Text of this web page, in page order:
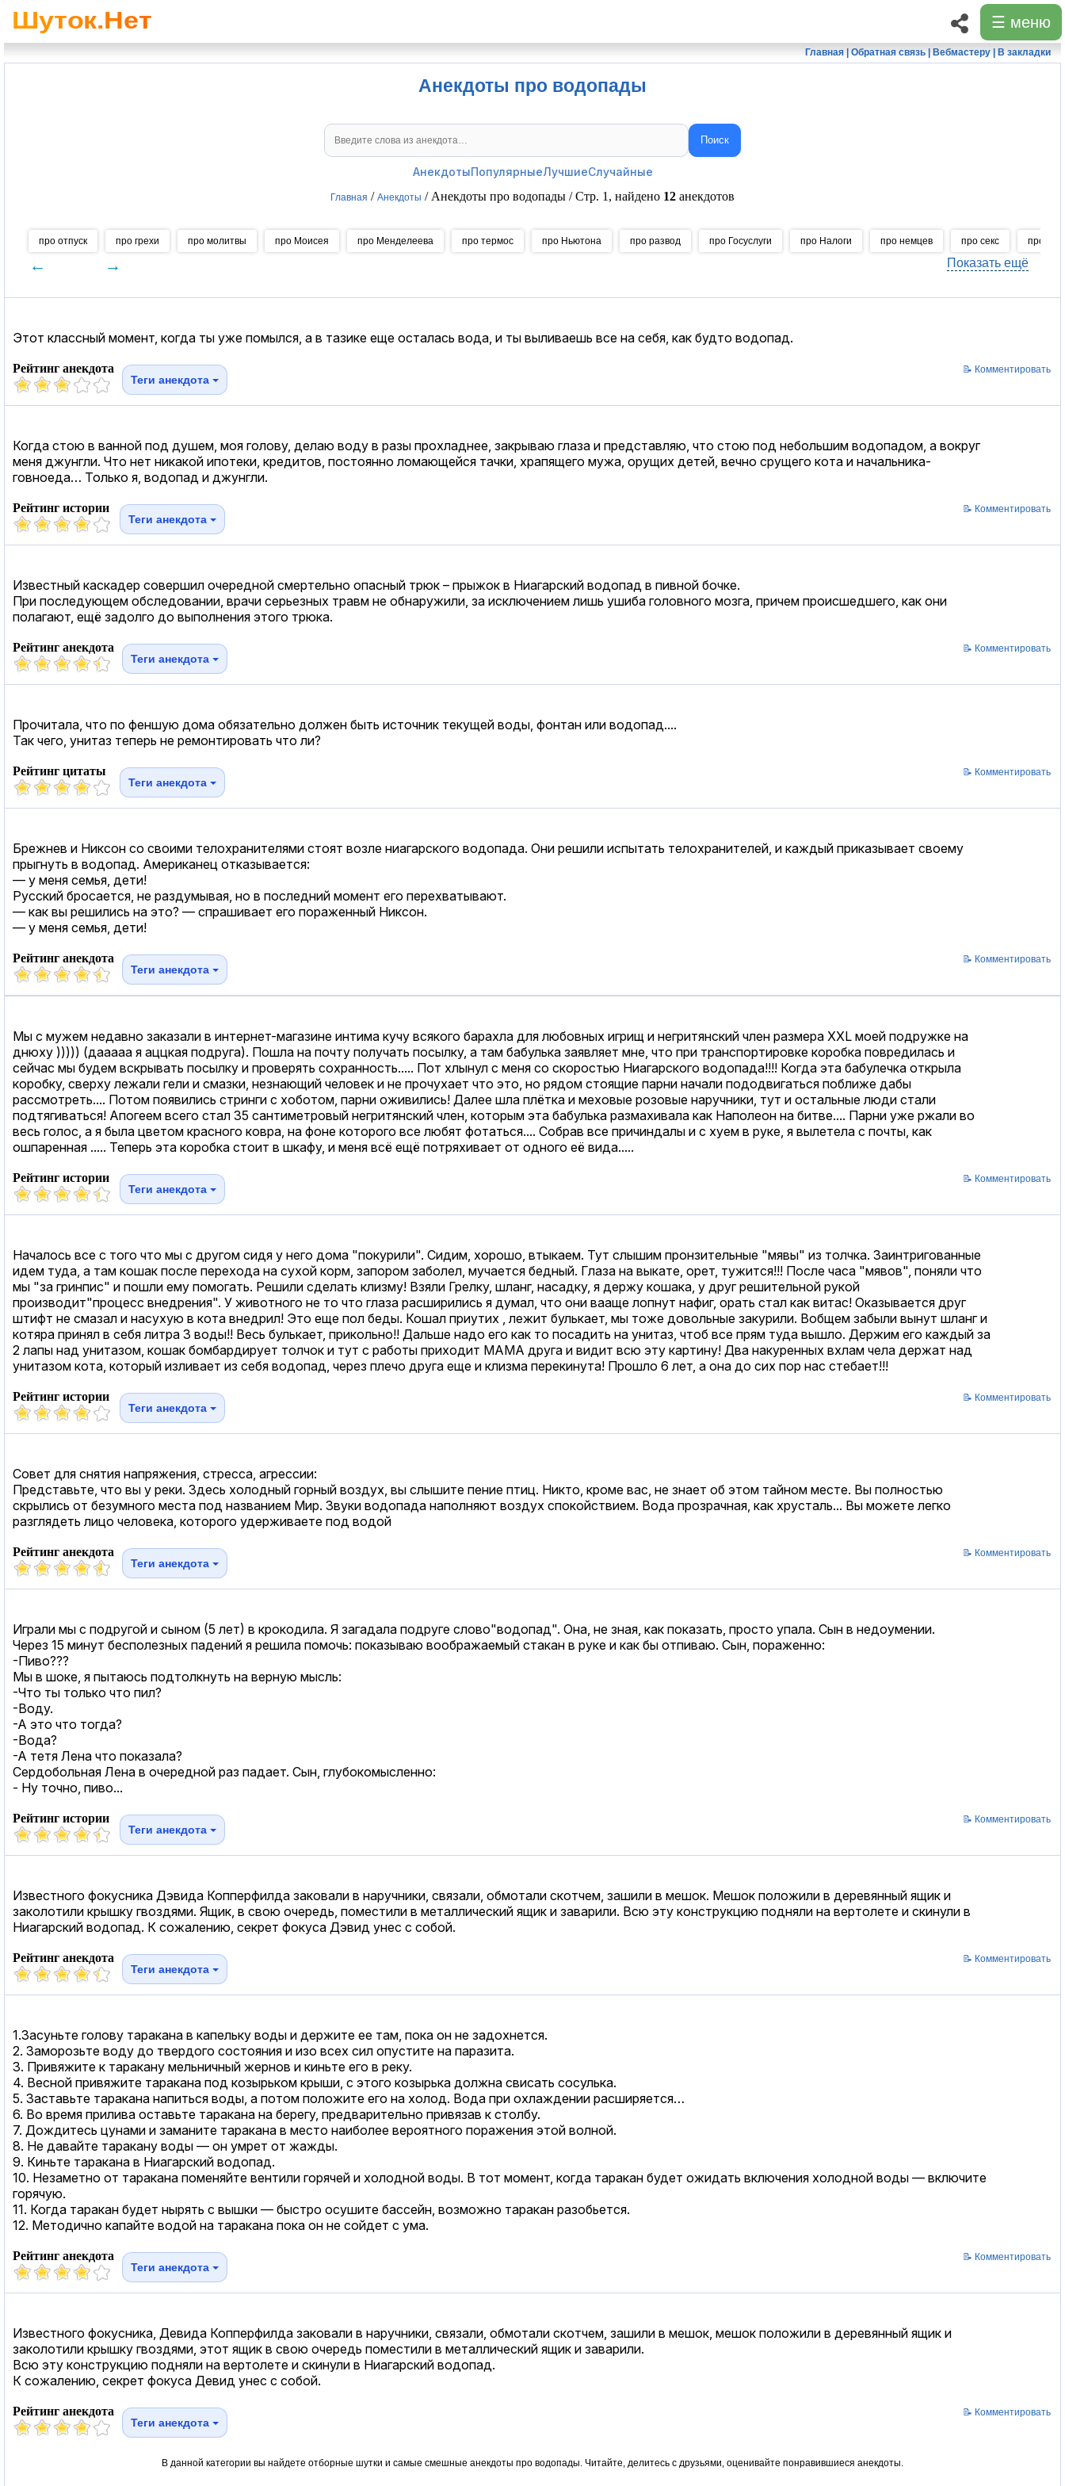
☰ меню
Главная| Обратная связь| Вебмастеру| В закладки
Анекдоты про водопады
Поиск
АнекдотыПопулярныеЛучшиеСлучайные
Главная / Анекдоты / Анекдоты про водопады / Стр. 1, найдено 12 анекдотов
про отпуск про грехи про молитвы про Моисея про Менделеева про термос про Ньютона про развод про Госуслуги про Налоги про немцев про секс про
← → Показать ещё
Этот классный момент, когда ты уже помылся, а в тазике еще осталась вода, и ты выливаешь все на себя, как будто водопад.
Рейтинг анекдота
Теги анекдота
📝 Комментировать
Когда стою в ванной под душем, моя голову, делаю воду в разы прохладнее, закрываю глаза и представляю, что стою под небольшим водопадом, а вокруг
меня джунгли. Что нет никакой ипотеки, кредитов, постоянно ломающейся тачки, храпящего мужа, орущих детей, вечно срущего кота и начальника-
говноеда… Только я, водопад и джунгли.
Рейтинг истории
Теги анекдота
📝 Комментировать
Известный каскадер совершил очередной смертельно опасный трюк – прыжок в Ниагарский водопад в пивной бочке.
При последующем обследовании, врачи серьезных травм не обнаружили, за исключением лишь ушиба головного мозга, причем происшедшего, как они
полагают, ещё задолго до выполнения этого трюка.
Рейтинг анекдота
Теги анекдота
📝 Комментировать
Прочитала, что по феншую дома обязательно должен быть источник текущей воды, фонтан или водопад....
Так чего, унитаз теперь не ремонтировать что ли?
Рейтинг цитаты
Теги анекдота
📝 Комментировать
Брежнев и Никсон со своими телохранителями стоят возле ниагарского водопада. Они решили испытать телохранителей, и каждый приказывает своему
прыгнуть в водопад. Американец отказывается:
— у меня семья, дети!
Русский бросается, не раздумывая, но в последний момент его перехватывают.
— как вы решились на это? — спрашивает его пораженный Никсон.
— у меня семья, дети!
Рейтинг анекдота
Теги анекдота
📝 Комментировать
Мы с мужем недавно заказали в интернет-магазине интима кучу всякого барахла для любовных игрищ и негритянский член размера XXL моей подружке на
днюху ))))) (дааааа я аццкая подруга). Пошла на почту получать посылку, а там бабулька заявляет мне, что при транспортировке коробка повредилась и
сейчас мы будем вскрывать посылку и проверять сохранность..... Пот хлынул с меня со скоростью Ниагарского водопада!!!! Когда эта бабулечка открыла
коробку, сверху лежали гели и смазки, незнающий человек и не прочухает что это, но рядом стоящие парни начали пододвигаться поближе дабы
рассмотреть.... Потом появились стринги с хоботом, парни оживились! Далее шла плётка и меховые розовые наручники, тут и остальные люди стали
подтягиваться! Апогеем всего стал 35 сантиметровый негритянский члeн, которым эта бабулька размахивала как Наполеон на битве.... Парни уже ржали во
весь голос, а я была цветом красного ковра, на фоне которого все любят фотаться.... Собрав все причиндалы и с хуем в руке, я вылетела с почты, как
ошпаренная ..... Теперь эта коробка стоит в шкафу, и меня всё ещё потряхивает от одного её вида.....
Рейтинг истории
Теги анекдота
📝 Комментировать
Началось все с того что мы с другом сидя у него дома "покурили". Сидим, хорошо, втыкаем. Тут слышим пронзительные "мявы" из толчка. Заинтригованные
идем туда, а там кошак после перехода на сухой корм, запором заболел, мучается бедный. Глаза на выкате, орет, тужится!!! После часа "мявов", поняли что
мы "за гринпис" и пошли ему помогать. Решили сделать клизму! Взяли Грелку, шланг, насадку, я держу кошака, у друг решительной рукой
производит"процесс внедрения". У животного не то что глаза расширились я думал, что они вааще лопнут нафиг, орать стал как витас! Оказывается друг
штифт не смазал и насухую в кота внедрил! Это еще пол беды. Кошал приутих , лежит булькает, мы тоже довольные закурили. Вобщем забыли вынут шланг и
котяра принял в себя литра 3 воды!! Весь булькает, прикольно!! Дальше надо его как то посадить на унитаз, чтоб все прям туда вышло. Держим его каждый за
2 лапы над унитазом, кошак бомбардирует толчок и тут с работы приходит МАМА друга и видит всю эту картину! Два накуренных вхлам чела держат над
унитазом кота, который изливает из себя водопад, через плечо друга еще и клизма перекинута! Прошло 6 лет, а она до сих пор нас стебает!!!
Рейтинг истории
Теги анекдота
📝 Комментировать
Совет для снятия напряжения, стресса, агрессии:
Представьте, что вы у реки. Здесь холодный горный воздух, вы слышите пение птиц. Никто, кроме вас, не знает об этом тайном месте. Вы полностью
скрылись от безумного места под названием Мир. Звуки водопада наполняют воздух спокойствием. Вода прозрачная, как хрусталь... Вы можете легко
разглядеть лицо человека, которого удерживаете под водой
Рейтинг анекдота
Теги анекдота
📝 Комментировать
Играли мы с подругой и сыном (5 лет) в крокодила. Я загадала подруге слово"водопад". Она, не зная, как показать, просто упала. Сын в недоумении.
Через 15 минут бесполезных падений я решила помочь: показываю воображаемый стакан в руке и как бы отпиваю. Сын, пораженно:
-Пиво???
Мы в шоке, я пытаюсь подтолкнуть на верную мысль:
-Что ты только что пил?
-Воду.
-А это что тогда?
-Вода?
-А тетя Лена что показала?
Сердобольная Лена в очередной раз падает. Сын, глубокомысленно:
- Ну точно, пиво...
Рейтинг истории
Теги анекдота
📝 Комментировать
Известного фокусника Дэвида Копперфилда заковали в наручники, связали, обмотали скотчем, зашили в мешок. Мешок положили в деревянный ящик и
заколотили крышку гвоздями. Ящик, в свою очередь, поместили в металлический ящик и заварили. Всю эту конструкцию подняли на вертолете и скинули в
Ниагарский водопад. К сожалению, секрет фокуса Дэвид унес с собой.
Рейтинг анекдота
Теги анекдота
📝 Комментировать
1.Засуньте голову таракана в капельку воды и держите ее там, пока он не задохнется.
2. Заморозьте воду до твердого состояния и изо всех сил опустите на паразита.
3. Привяжите к таракану мельничный жернов и киньте его в реку.
4. Весной привяжите таракана под козырьком крыши, с этого козырька должна свисать сосулька.
5. Заставьте таракана напиться воды, а потом положите его на холод. Вода при охлаждении расширяется…
6. Во время прилива оставьте таракана на берегу, предварительно привязав к столбу.
7. Дождитесь цунами и заманите таракана в место наиболее вероятного поражения этой волной.
8. Не давайте таракану воды — он умрет от жажды.
9. Киньте таракана в Ниагарский водопад.
10. Незаметно от таракана поменяйте вентили горячей и холодной воды. В тот момент, когда таракан будет ожидать включения холодной воды — включите
горячую.
11. Когда таракан будет нырять с вышки — быстро осушите бассейн, возможно таракан разобьется.
12. Методично капайте водой на таракана пока он не сойдет с ума.
Рейтинг анекдота
Теги анекдота
📝 Комментировать
Известного фокусника, Девида Копперфилда заковали в наручники, связали, обмотали скотчем, зашили в мешок, мешок положили в деревянный ящик и
заколотили крышку гвоздями, этот ящик в свою очередь поместили в металлический ящик и заварили.
Всю эту конструкцию подняли на вертолете и скинули в Ниагарский водопад.
К сожалению, секрет фокуса Девид унес с собой.
Рейтинг анекдота
Теги анекдота
📝 Комментировать
В данной категории вы найдете отборные шутки и самые смешные анекдоты про водопады. Читайте, делитесь с друзьями, оценивайте понравившиеся анекдоты.